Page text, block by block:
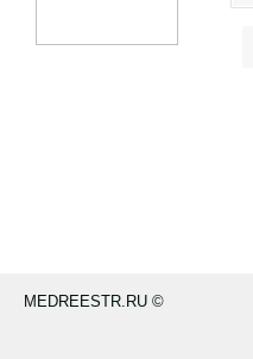
MEDREESTR.RU ©